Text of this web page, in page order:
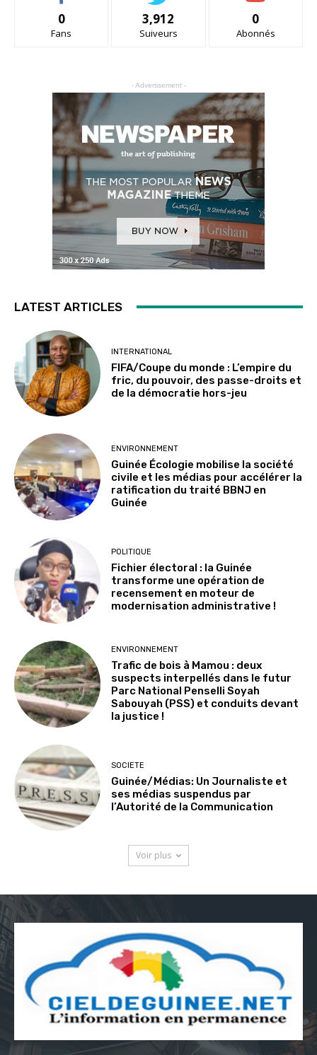
0
Fans
3,912
Suiveurs
0
Abonnés
- Advertisement -
LATEST ARTICLES
INTERNATIONAL
FIFA/Coupe du monde : L’empire du
fric, du pouvoir, des passe-droits et
de la démocratie hors-jeu
ENVIRONNEMENT
Guinée Écologie mobilise la société
civile et les médias pour accélérer la
ratification du traité BBNJ en
Guinée
POLITIQUE
Fichier électoral : la Guinée
transforme une opération de
recensement en moteur de
modernisation administrative !
ENVIRONNEMENT
Trafic de bois à Mamou : deux
suspects interpellés dans le futur
Parc National Penselli Soyah
Sabouyah (PSS) et conduits devant
la justice !
SOCIETE
Guinée/Médias: Un Journaliste et
ses médias suspendus par
l’Autorité de la Communication
Voir plus